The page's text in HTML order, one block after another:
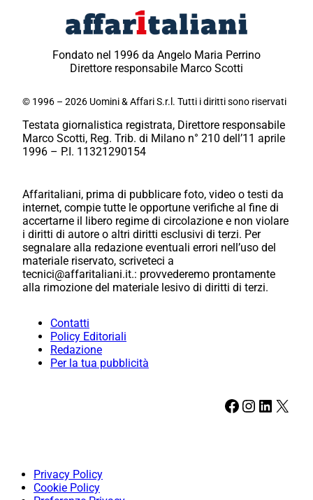
Fondato nel 1996 da Angelo Maria Perrino
Direttore responsabile Marco Scotti
© 1996 – 2026 Uomini & Affari S.r.l. Tutti i diritti sono riservati
Testata giornalistica registrata, Direttore responsabile
Marco Scotti, Reg. Trib. di Milano n° 210 dell’11 aprile
1996 – P.I. 11321290154
Affaritaliani, prima di pubblicare foto, video o testi da
internet, compie tutte le opportune verifiche al fine di
accertarne il libero regime di circolazione e non violare
i diritti di autore o altri diritti esclusivi di terzi. Per
segnalare alla redazione eventuali errori nell’uso del
materiale riservato, scriveteci a
tecnici@affaritaliani.it.: provvederemo prontamente
alla rimozione del materiale lesivo di diritti di terzi.
Contatti
Policy Editoriali
Redazione
Per la tua pubblicità
Facebook Instagram LinkedIn X
Privacy Policy
Cookie Policy